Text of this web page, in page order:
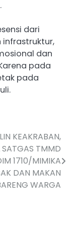
dari
infrastruktur,
dan
pada
pada
KEAKRABAN,
SATGAS TMMD
1710/MIMIKA
DAN MAKAN
WARGA